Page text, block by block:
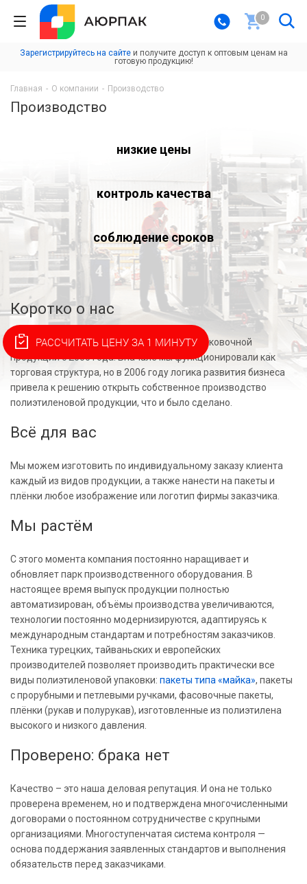
0
Зарегистрируйтесь на сайтеи получите доступ к оптовым ценам на
готовую продукцию!
Главная - О компании - Производство
Производство
низкие цены
контроль качества
соблюдение сроков
Коротко о нас
Компания «Аюрпак» работает на рынке упаковочной
продукции с 2000 года. Вначале мы функционировали как
торговая структура, но в 2006 году логика развития бизнеса
привела к решению открыть собственное производство
полиэтиленовой продукции, что и было сделано.
Всё для вас
Мы можем изготовить по индивидуальному заказу клиента
каждый из видов продукции, а также нанести на пакеты и
плёнки любое изображение или логотип фирмы заказчика.
Мы растём
С этого момента компания постоянно наращивает и
обновляет парк производственного оборудования. В
настоящее время выпуск продукции полностью
автоматизирован, объёмы производства увеличиваются,
технологии постоянно модернизируются, адаптируясь к
международным стандартам и потребностям заказчиков.
Техника турецких, тайваньских и европейских
производителей позволяет производить практически все
виды полиэтиленовой упаковки: пакеты типа «майка», пакеты
с прорубными и петлевыми ручками, фасовочные пакеты,
плёнки (рукав и полурукав), изготовленные из полиэтилена
высокого и низкого давления.
Проверено: брака нет
Качество – это наша деловая репутация. И она не только
проверена временем, но и подтверждена многочисленными
договорами о постоянном сотрудничестве с крупными
организациями. Многоступенчатая система контроля —
основа поддержания заявленных стандартов и выполнения
обязательств перед заказчиками.
РАССЧИТАТЬ ЦЕНУ ЗА 1 МИНУТУ